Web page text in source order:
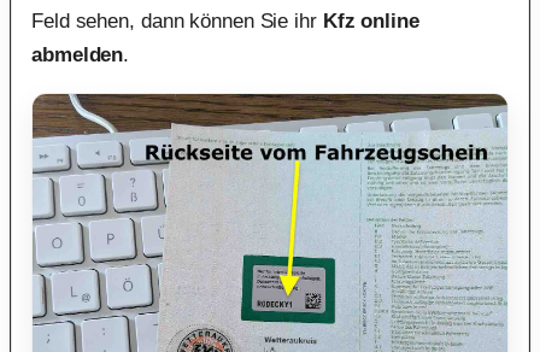
Feld sehen, dann können Sie ihr Kfz online
abmelden.